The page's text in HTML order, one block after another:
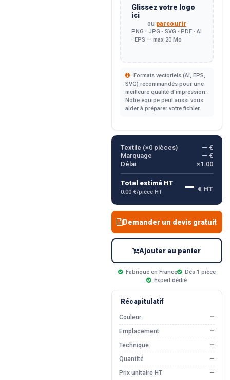
Glissez votre logo
ici
ou parcourir
PNG · JPG · SVG · PDF · AI
· EPS — max 20 Mo
Formats vectoriels (AI, EPS,
SVG) recommandés pour une
meilleure qualité d'impression.
Notre équipe peut aussi vous
aider à préparer votre fichier.
Textile (×0pièces)
— €
Marquage
— €
Délai
×1.00
Total estimé HT
0.00 €/pièce HT — € HT
Demander un devis gratuit
Ajouter au panier
Fabriqué en France
Dès 1 pièce
Expert dédié
Récapitulatif
Couleur
—
Emplacement
—
Technique
—
Quantité
—
Prix unitaire HT
—